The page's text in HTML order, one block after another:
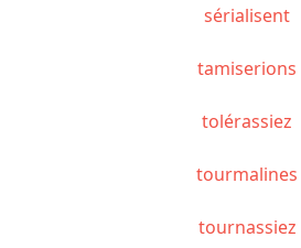
sérialisent
tamiserions
tolérassiez
tourmalines
tournassiez